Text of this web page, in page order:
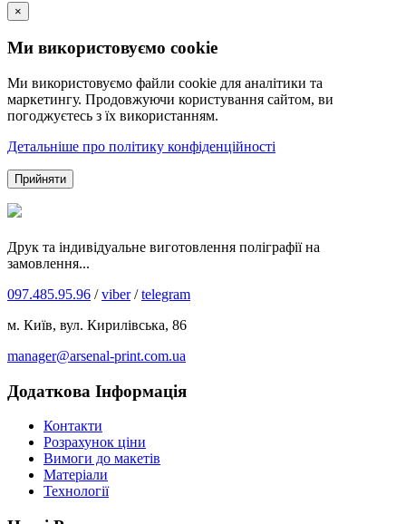
×
Ми використовуємо cookie
Ми використовуємо файли cookie для аналітики та
маркетингу. Продовжуючи користування сайтом, ви
погоджуєтесь з їх використанням.
Детальніше про політику конфіденційності
Прийняти
Друк та індивідуальне виготовлення поліграфії на
замовлення...
097.485.95.96 /viber/telegram
м. Київ, вул. Кирилівська, 86
manager@arsenal-print.com.ua
Додаткова Інформація
Контакти
Розрахунок ціни
Вимоги до макетів
Матеріали
Технології